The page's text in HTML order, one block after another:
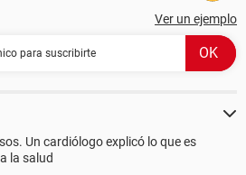
Ver un ejemplo
Un cardiólogo explicó lo que es
la salud